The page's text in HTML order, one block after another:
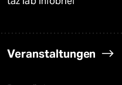
Veranstaltungen